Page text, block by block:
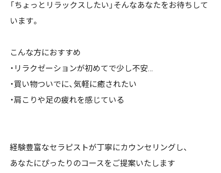
「ちょっとリラックスしたい」そんなあなたをお待ちして
います。
こんな方におすすめ
・リラクゼーションが初めてで少し不安…
・買い物ついでに、気軽に癒されたい
・肩こりや足の疲れを感じている
経験豊富なセラピストが丁寧にカウンセリングし、
あなたにぴったりのコースをご提案いたします